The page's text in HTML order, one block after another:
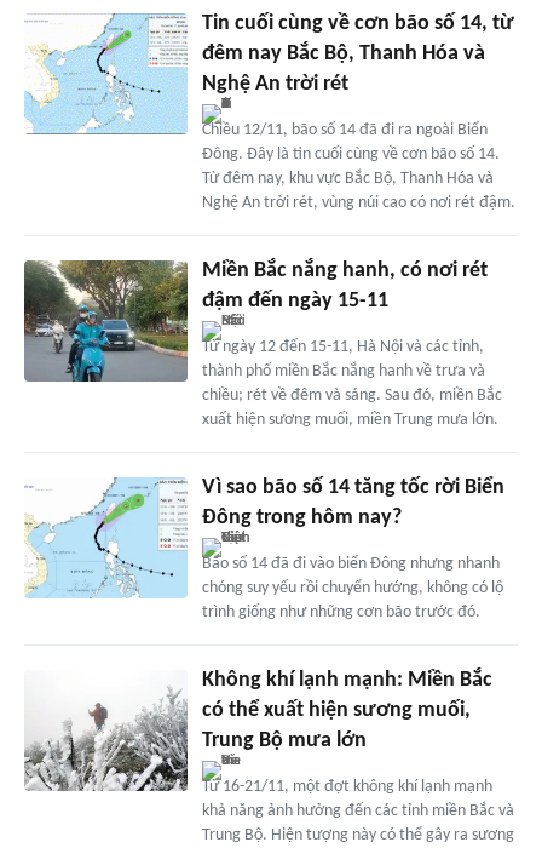
Tin cuối cùng về cơn bão số 14, từ
đêm nay Bắc Bộ, Thanh Hóa và
Nghệ An trời rét
Chiều 12/11, bão số 14 đã đi ra ngoài Biển
Đông. Đây là tin cuối cùng về cơn bão số 14.
Từ đêm nay, khu vực Bắc Bộ, Thanh Hóa và
Nghệ An trời rét, vùng núi cao có nơi rét đậm.
Miền Bắc nắng hanh, có nơi rét
đậm đến ngày 15-11
Từ ngày 12 đến 15-11, Hà Nội và các tỉnh,
thành phố miền Bắc nắng hanh về trưa và
chiều; rét về đêm và sáng. Sau đó, miền Bắc
xuất hiện sương muối, miền Trung mưa lớn.
Vì sao bão số 14 tăng tốc rời Biển
Đông trong hôm nay?
Bão số 14 đã đi vào biển Đông nhưng nhanh
chóng suy yếu rồi chuyển hướng, không có lộ
trình giống như những cơn bão trước đó.
Không khí lạnh mạnh: Miền Bắc
có thể xuất hiện sương muối,
Trung Bộ mưa lớn
Từ 16-21/11, một đợt không khí lạnh mạnh
khả năng ảnh hưởng đến các tỉnh miền Bắc và
Trung Bộ. Hiện tượng này có thể gây ra sương